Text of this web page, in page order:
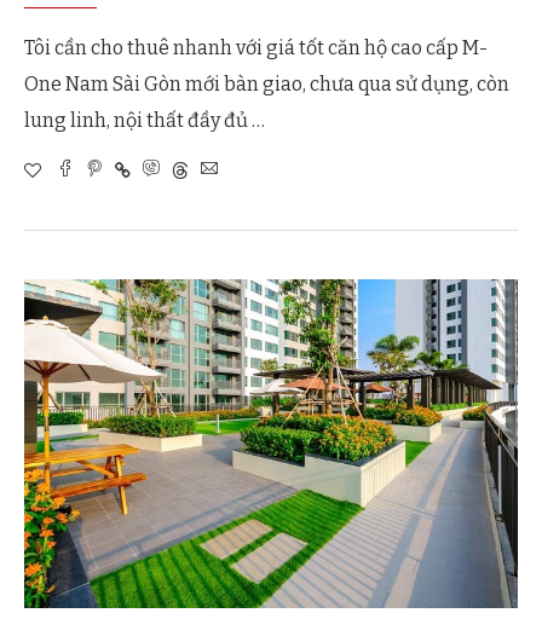
Tôi cần cho thuê nhanh với giá tốt căn hộ cao cấp M-
One Nam Sài Gòn mới bàn giao, chưa qua sử dụng, còn
lung linh, nội thất đầy đủ …